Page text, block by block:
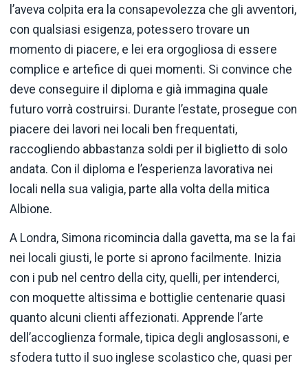
l’aveva colpita era la consapevolezza che gli avventori,
con qualsiasi esigenza, potessero trovare un
momento di piacere, e lei era orgogliosa di essere
complice e artefice di quei momenti. Si convince che
deve conseguire il diploma e già immagina quale
futuro vorrà costruirsi. Durante l’estate, prosegue con
piacere dei lavori nei locali ben frequentati,
raccogliendo abbastanza soldi per il biglietto di solo
andata. Con il diploma e l’esperienza lavorativa nei
locali nella sua valigia, parte alla volta della mitica
Albione.
A Londra, Simona ricomincia dalla gavetta, ma se la fai
nei locali giusti, le porte si aprono facilmente. Inizia
con i pub nel centro della city, quelli, per intenderci,
con moquette altissima e bottiglie centenarie quasi
quanto alcuni clienti affezionati. Apprende l’arte
dell’accoglienza formale, tipica degli anglosassoni, e
sfodera tutto il suo inglese scolastico che, quasi per